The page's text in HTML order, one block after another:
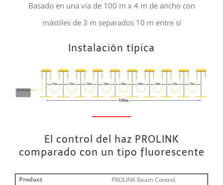
Basado en una vía de 100 m x 4 m de ancho con
mástiles de 3 m separados 10 m entre sí
Instalación típica
El control del haz PROLINK
comparado con un tipo fluorescente
PROLINK Beam Control